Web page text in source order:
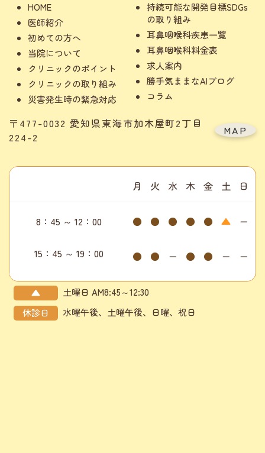
HOME
医師紹介
初めての方へ
当院について
クリニックのポイント
クリニックの取り組み
災害発生時の緊急対応
持続可能な開発目標SDGs
の取り組み
耳鼻咽喉科疾患一覧
耳鼻咽喉科料金表
求人案内
勝手気ままなAIブログ
コラム
〒477-0032 愛知県東海市加木屋町2丁目
224-2
MAP
月 火 水 木 金 土 日
8：45 ～ 12：00 ● ● ● ● ● ▲ ー
15：45 ～ 19：00 ● ● ー ● ● ー ー
▲
土曜日 AM8:45～12:30
休診日
水曜午後、土曜午後、日曜、祝日